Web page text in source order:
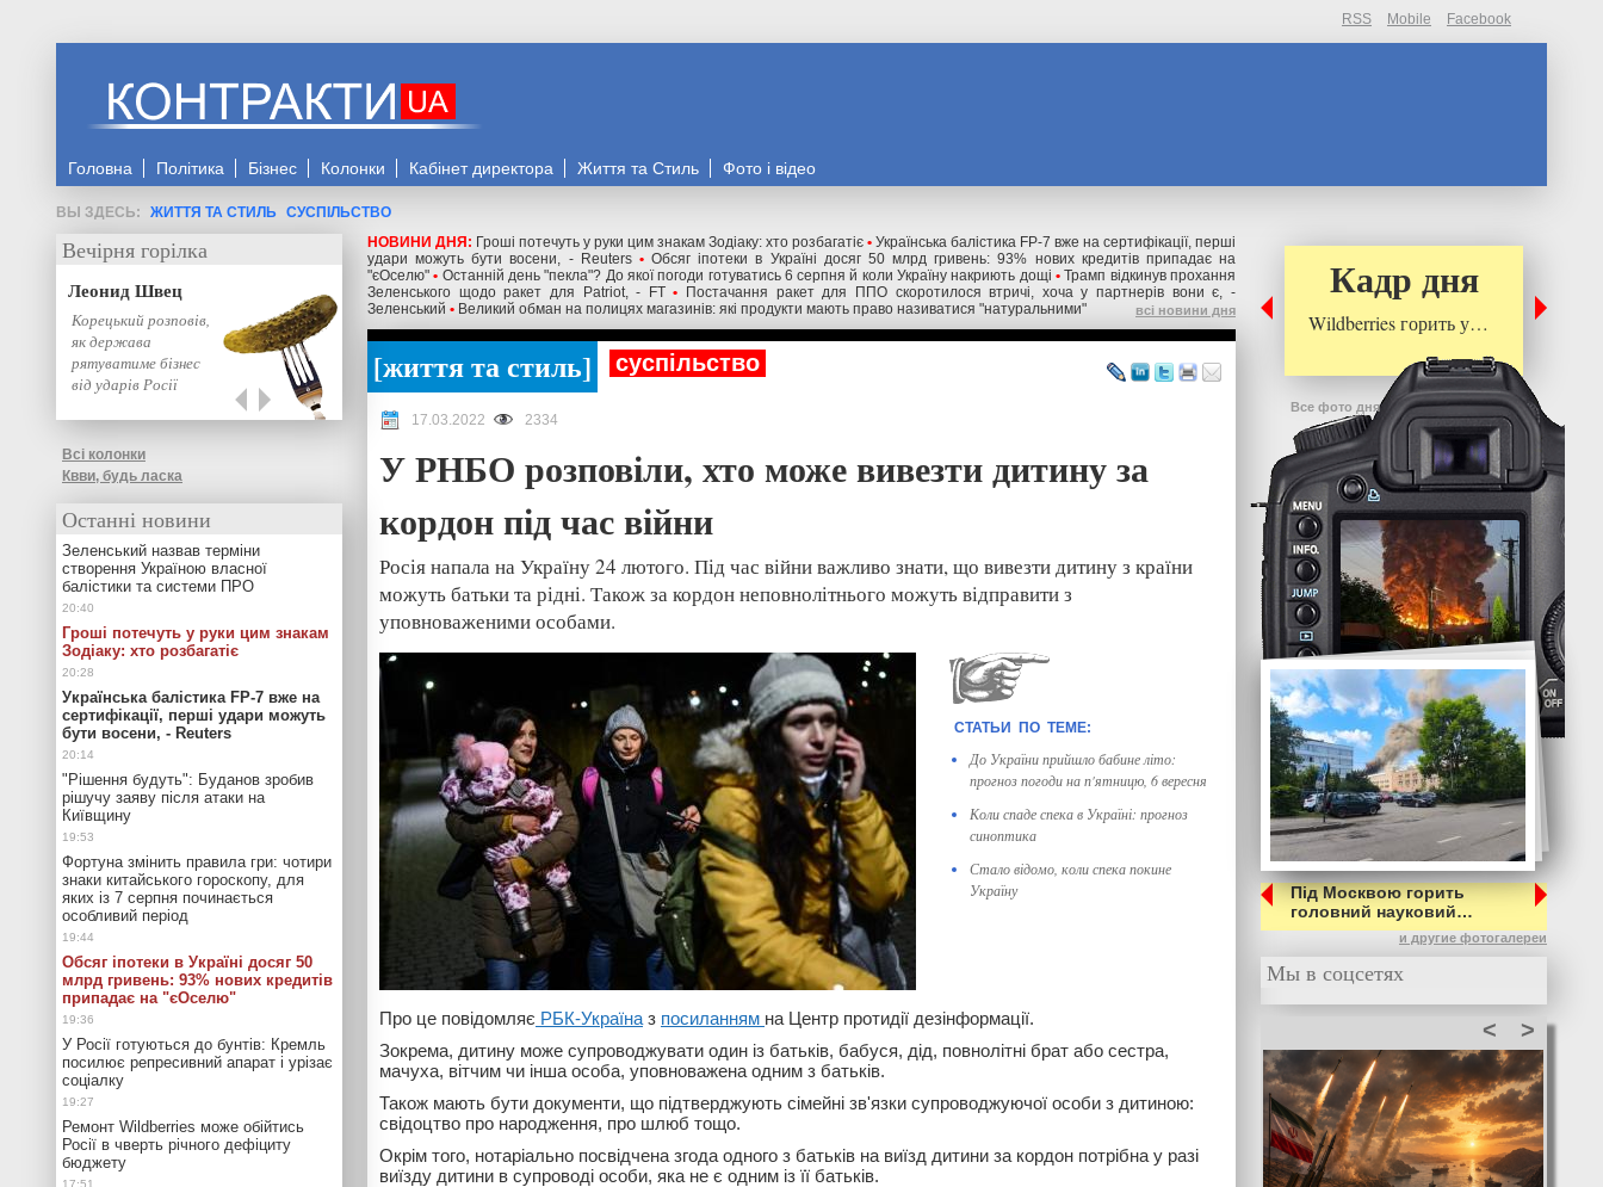
RSS Mobile Facebook
Головна Політика Бізнес Колонки Кабінет директора Життя та Стиль Фото і відео
ЖИТТЯ ТА СТИЛЬ СУСПІЛЬСТВО
НОВИНИ ДНЯ: Гроші потечуть у руки цим знакам Зодіаку: хто розбагатіє • Українська балістика FP-7 вже на сертифікації, перші
удари можуть бути восени, - Reuters • Обсяг іпотеки в Україні досяг 50 млрд гривень: 93% нових кредитів припадає на
"єОселю" • Останній день "пекла"? До якої погоди готуватись 6 серпня й коли Україну накриють дощі • Трамп відкинув прохання
Зеленського щодо ракет для Patriot, - FT •
Постачання ракет для ППО скоротилося втричі, хоча у партнерів вони є, -
Зеленський • Великий обман на полицях магазинів: які продукти мають право називатися "натуральними" всі новини дня
життя та стиль суспільство
17.03.2022 2334
У РНБО розповіли, хто може вивезти дитину за
кордон під час війни
Росія напала на Україну 24 лютого. Під час війни важливо знати, що вивезти дитину з країни
можуть батьки та рідні. Також за кордон неповнолітнього можуть відправити з
уповноваженими особами.
До України прийшло бабине літо:
прогноз погоди на п'ятницю, 6 вересня
Коли спаде спека в Україні: прогноз
синоптика
Стало відомо, коли спека покине
Україну
Про це повідомляє РБК-Україна з посиланням на Центр протидії дезінформації.
Зокрема, дитину може супроводжувати один із батьків, бабуся, дід, повнолітні брат або сестра,
мачуха, вітчим чи інша особа, уповноважена одним з батьків.
Також мають бути документи, що підтверджують сімейні зв'язки супроводжуючої особи з дитиною:
свідоцтво про народження, про шлюб тощо.
Окрім того, нотаріально посвідчена згода одного з батьків на виїзд дитини за кордон потрібна у разі
виїзду дитини в супроводі особи, яка не є одним із її батьків.
Вечірня горілка
Леонид Швец
Корецький розповів,
як держава
рятуватиме бізнес
від ударів Росії
Всі колонки
Квви, будь ласка
Останні новини
Зеленський назвав терміни
створення Україною власної
балістики та системи ПРО
Гроші потечуть у руки цим знакам
Зодіаку: хто розбагатіє
Українська балістика FP-7 вже на
сертифікації, перші удари можуть
бути восени, - Reuters
"Рішення будуть": Буданов зробив
рішучу заяву після атаки на
Київщину
Фортуна змінить правила гри: чотири
знаки китайського гороскопу, для
яких із 7 серпня починається
особливий період
Обсяг іпотеки в Україні досяг 50
млрд гривень: 93% нових кредитів
припадає на "єОселю"
У Росії готуються до бунтів: Кремль
посилює репресивний апарат і урізає
соціалку
Ремонт Wildberries може обійтись
Росії в чверть річного дефіциту
бюджету
Кадр дня
Wildberries горить у…
Все фото дня
Під Москвою горить
головний науковий…
и другие фотогалереи
Мы в соцсетях
>
<